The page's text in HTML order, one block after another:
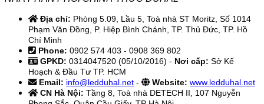
Địa chỉ: Phòng 5.09, Lầu 5, Toà nhà ST Moritz, Số 1014
Phạm Văn Đồng, P. Hiệp Bình Chánh, TP. Thủ Đức, TP. Hồ
Chí Minh
Phone: 0902 574 403 - 0908 369 802
GPKD: 0314047520 (05/10/2016) - Nơi cấp: Sở Kế
Hoạch & Đầu Tư TP. HCM
Email: info@ledduhal.net - Website: www.ledduhal.net
CN Hà Nội: Tầng 8, Toà nhà DETECH II, 107 Nguyễn